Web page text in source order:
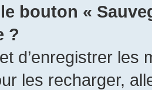
bouton «
?
d’enregistrer
les recharger,